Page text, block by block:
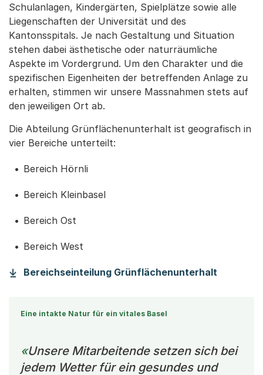
Schulanlagen, Kindergärten, Spielplätze sowie alle
Liegenschaften der Universität und des
Kantonsspitals. Je nach Gestaltung und Situation
stehen dabei ästhetische oder naturräumliche
Aspekte im Vordergrund. Um den Charakter und die
spezifischen Eigenheiten der betreffenden Anlage zu
erhalten, stimmen wir unsere Massnahmen stets auf
den jeweiligen Ort ab.
Die Abteilung Grünflächenunterhalt ist geografisch in
vier Bereiche unterteilt:
Bereich Hörnli
Bereich Kleinbasel
Bereich Ost
Bereich West
Bereichseinteilung Grünflächenunterhalt
Eine intakte Natur für ein vitales Basel
Unsere Mitarbeitende setzen sich bei
jedem Wetter für ein gesundes und